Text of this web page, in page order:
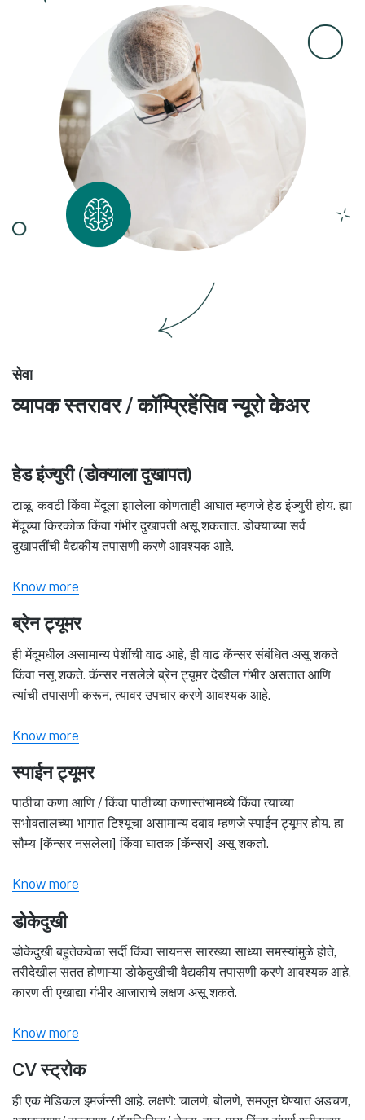
सेवा
व्यापक स्तरावर / कॉम्प्रिहेंसिव न्यूरो केअर
हेड इंज्युरी (डोक्याला दुखापत)
टाळू, कवटी किंवा मेंदूला झालेला कोणताही आघात म्हणजे हेड इंज्युरी होय. ह्या
मेंदूच्या किरकोळ किंवा गंभीर दुखापती असू शकतात. डोक्याच्या सर्व
दुखापतींची वैद्यकीय तपासणी करणे आवश्यक आहे.
Know more
ब्रेन ट्यूमर
ही मेंदूमधील असामान्य पेशींची वाढ आहे, ही वाढ कॅन्सर संबंधित असू शकते
किंवा नसू शकते. कॅन्सर नसलेले ब्रेन ट्यूमर देखील गंभीर असतात आणि
त्यांची तपासणी करून, त्यावर उपचार करणे आवश्यक आहे.
Know more
स्पाईन ट्यूमर
पाठीचा कणा आणि / किंवा पाठीच्या कणास्तंभामध्ये किंवा त्याच्या
सभोवतालच्या भागात टिश्यूचा असामान्य दबाव म्हणजे स्पाईन ट्यूमर होय. हा
सौम्य [कॅन्सर नसलेला] किंवा घातक [कॅन्सर] असू शकतो.
Know more
डोकेदुखी
डोकेदुखी बहुतेकवेळा सर्दी किंवा सायनस सारख्या साध्या समस्यांमुळे होते,
तरीदेखील सतत होणाऱ्या डोकेदुखीची वैद्यकीय तपासणी करणे आवश्यक आहे.
कारण ती एखाद्या गंभीर आजाराचे लक्षण असू शकते.
Know more
CV स्ट्रोक
ही एक मेडिकल इमर्जन्सी आहे. लक्षणे: चालणे, बोलणे, समजून घेण्यात अडचण,